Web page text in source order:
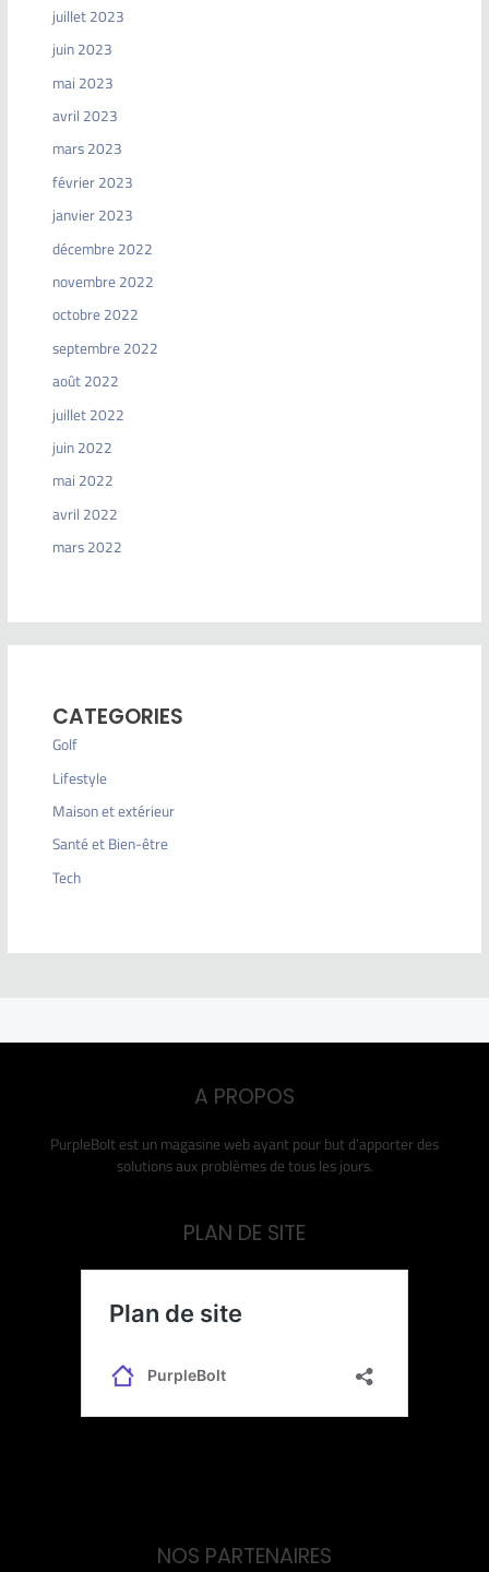
juillet 2023
juin 2023
mai 2023
avril 2023
mars 2023
février 2023
janvier 2023
décembre 2022
novembre 2022
octobre 2022
septembre 2022
août 2022
juillet 2022
juin 2022
mai 2022
avril 2022
mars 2022
CATEGORIES
Golf
Lifestyle
Maison et extérieur
Santé et Bien-être
Tech
A PROPOS
PurpleBolt est un magasine web ayant pour but d’apporter des
solutions aux problèmes de tous les jours.
PLAN DE SITE
NOS PARTENAIRES